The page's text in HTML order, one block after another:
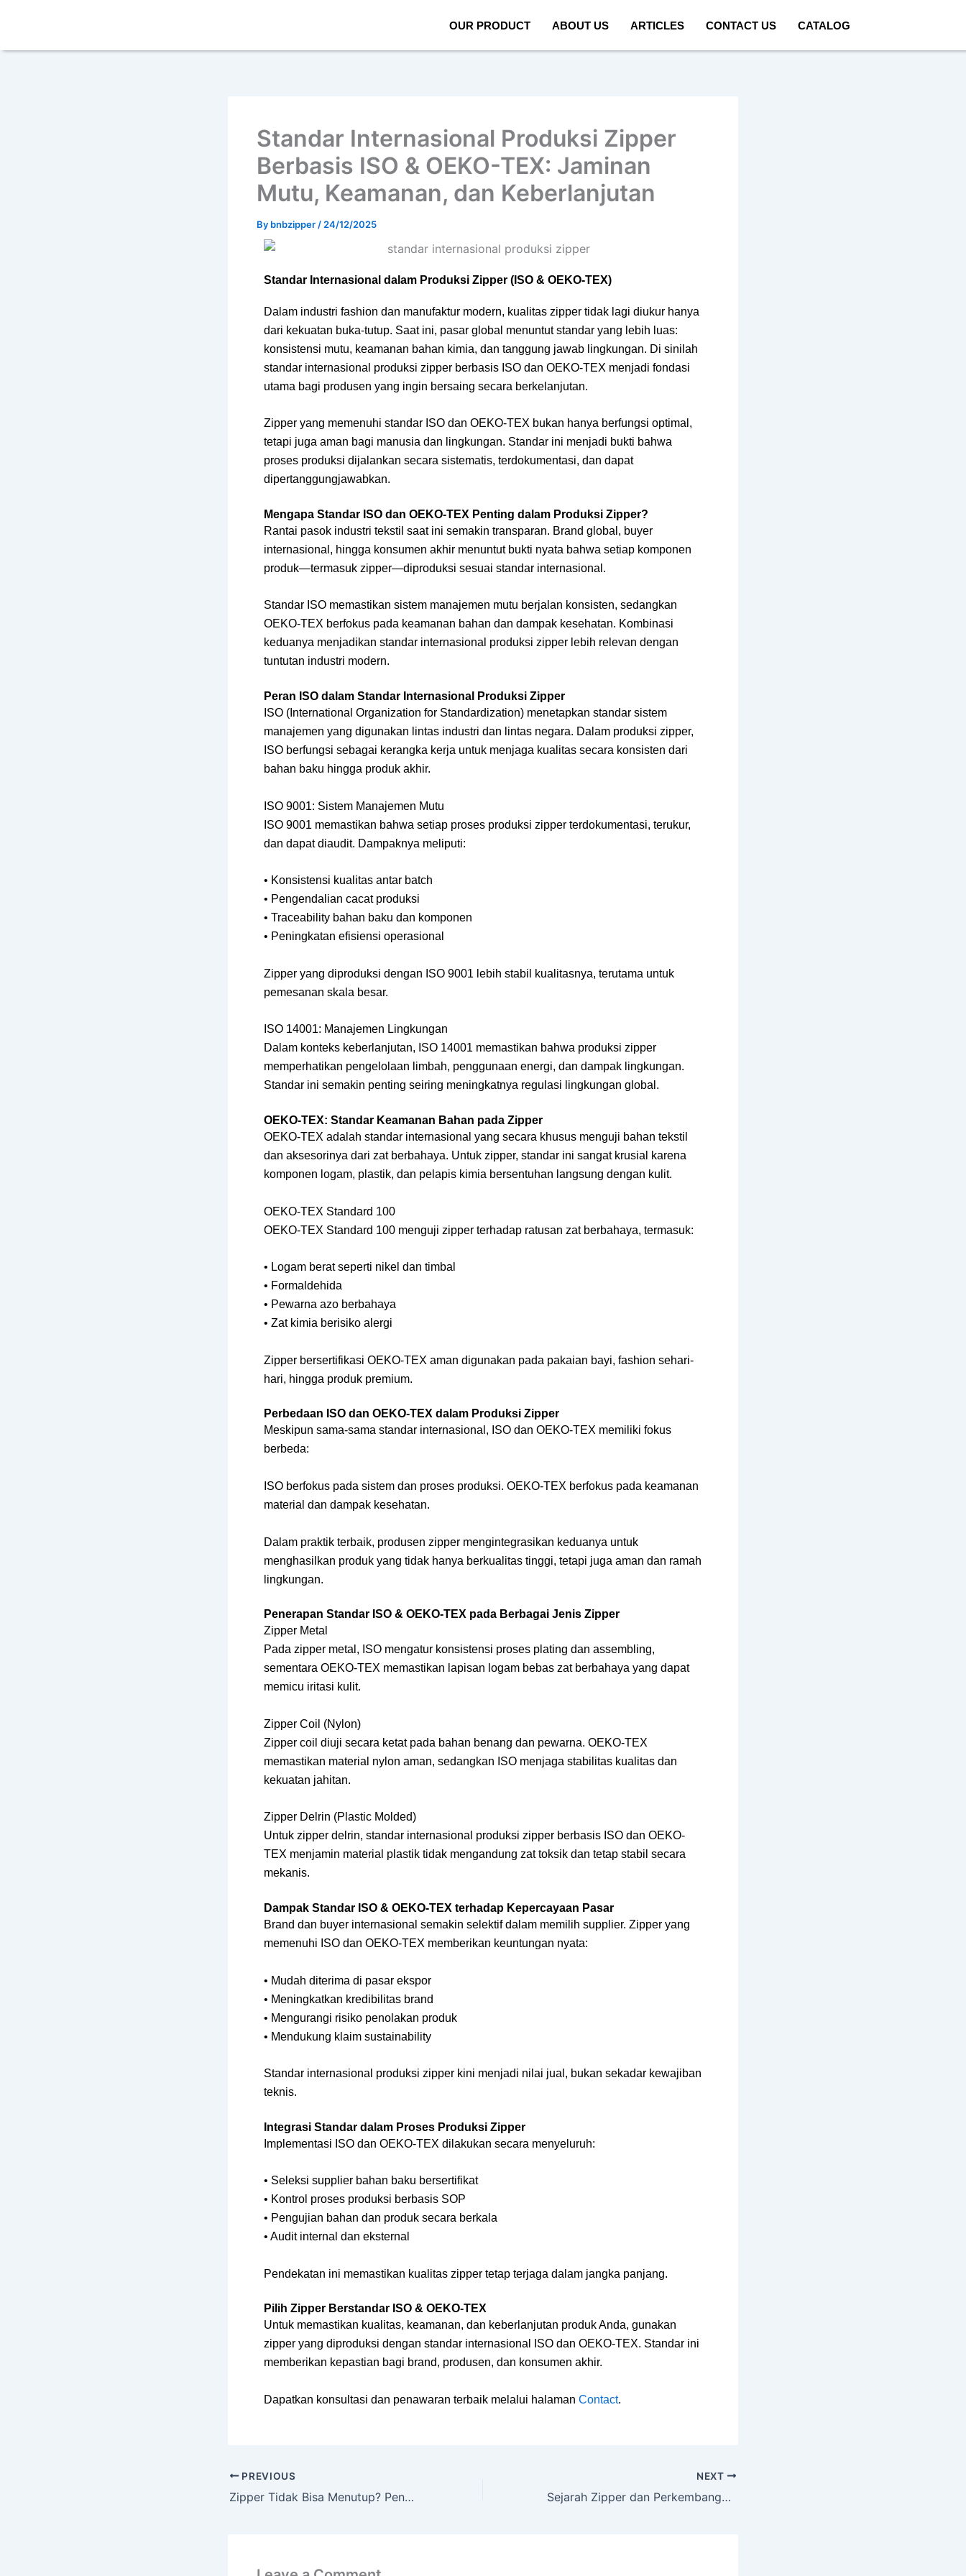
OUR PRODUCT ABOUT US ARTICLES CONTACT US CATALOG
Standar Internasional Produksi Zipper
Berbasis ISO & OEKO-TEX: Jaminan
Mutu, Keamanan, dan Keberlanjutan
By bnbzipper / 24/12/2025
Standar Internasional dalam Produksi Zipper (ISO & OEKO-TEX)
Dalam industri fashion dan manufaktur modern, kualitas zipper tidak lagi diukur hanya
dari kekuatan buka-tutup. Saat ini, pasar global menuntut standar yang lebih luas:
konsistensi mutu, keamanan bahan kimia, dan tanggung jawab lingkungan. Di sinilah
standar internasional produksi zipper berbasis ISO dan OEKO-TEX menjadi fondasi
utama bagi produsen yang ingin bersaing secara berkelanjutan.
Zipper yang memenuhi standar ISO dan OEKO-TEX bukan hanya berfungsi optimal,
tetapi juga aman bagi manusia dan lingkungan. Standar ini menjadi bukti bahwa
proses produksi dijalankan secara sistematis, terdokumentasi, dan dapat
dipertanggungjawabkan.
Mengapa Standar ISO dan OEKO-TEX Penting dalam Produksi Zipper?
Rantai pasok industri tekstil saat ini semakin transparan. Brand global, buyer
internasional, hingga konsumen akhir menuntut bukti nyata bahwa setiap komponen
produk—termasuk zipper—diproduksi sesuai standar internasional.
Standar ISO memastikan sistem manajemen mutu berjalan konsisten, sedangkan
OEKO-TEX berfokus pada keamanan bahan dan dampak kesehatan. Kombinasi
keduanya menjadikan standar internasional produksi zipper lebih relevan dengan
tuntutan industri modern.
Peran ISO dalam Standar Internasional Produksi Zipper
ISO (International Organization for Standardization) menetapkan standar sistem
manajemen yang digunakan lintas industri dan lintas negara. Dalam produksi zipper,
ISO berfungsi sebagai kerangka kerja untuk menjaga kualitas secara konsisten dari
bahan baku hingga produk akhir.
ISO 9001: Sistem Manajemen Mutu
ISO 9001 memastikan bahwa setiap proses produksi zipper terdokumentasi, terukur,
dan dapat diaudit. Dampaknya meliputi:
• Konsistensi kualitas antar batch
• Pengendalian cacat produksi
• Traceability bahan baku dan komponen
• Peningkatan efisiensi operasional
Zipper yang diproduksi dengan ISO 9001 lebih stabil kualitasnya, terutama untuk
pemesanan skala besar.
ISO 14001: Manajemen Lingkungan
Dalam konteks keberlanjutan, ISO 14001 memastikan bahwa produksi zipper
memperhatikan pengelolaan limbah, penggunaan energi, dan dampak lingkungan.
Standar ini semakin penting seiring meningkatnya regulasi lingkungan global.
OEKO-TEX: Standar Keamanan Bahan pada Zipper
OEKO-TEX adalah standar internasional yang secara khusus menguji bahan tekstil
dan aksesorinya dari zat berbahaya. Untuk zipper, standar ini sangat krusial karena
komponen logam, plastik, dan pelapis kimia bersentuhan langsung dengan kulit.
OEKO-TEX Standard 100
OEKO-TEX Standard 100 menguji zipper terhadap ratusan zat berbahaya, termasuk:
• Logam berat seperti nikel dan timbal
• Formaldehida
• Pewarna azo berbahaya
• Zat kimia berisiko alergi
Zipper bersertifikasi OEKO-TEX aman digunakan pada pakaian bayi, fashion sehari-
hari, hingga produk premium.
Perbedaan ISO dan OEKO-TEX dalam Produksi Zipper
Meskipun sama-sama standar internasional, ISO dan OEKO-TEX memiliki fokus
berbeda:
ISO berfokus pada sistem dan proses produksi. OEKO-TEX berfokus pada keamanan
material dan dampak kesehatan.
Dalam praktik terbaik, produsen zipper mengintegrasikan keduanya untuk
menghasilkan produk yang tidak hanya berkualitas tinggi, tetapi juga aman dan ramah
lingkungan.
Penerapan Standar ISO & OEKO-TEX pada Berbagai Jenis Zipper
Zipper Metal
Pada zipper metal, ISO mengatur konsistensi proses plating dan assembling,
sementara OEKO-TEX memastikan lapisan logam bebas zat berbahaya yang dapat
memicu iritasi kulit.
Zipper Coil (Nylon)
Zipper coil diuji secara ketat pada bahan benang dan pewarna. OEKO-TEX
memastikan material nylon aman, sedangkan ISO menjaga stabilitas kualitas dan
kekuatan jahitan.
Zipper Delrin (Plastic Molded)
Untuk zipper delrin, standar internasional produksi zipper berbasis ISO dan OEKO-
TEX menjamin material plastik tidak mengandung zat toksik dan tetap stabil secara
mekanis.
Dampak Standar ISO & OEKO-TEX terhadap Kepercayaan Pasar
Brand dan buyer internasional semakin selektif dalam memilih supplier. Zipper yang
memenuhi ISO dan OEKO-TEX memberikan keuntungan nyata:
• Mudah diterima di pasar ekspor
• Meningkatkan kredibilitas brand
• Mengurangi risiko penolakan produk
• Mendukung klaim sustainability
Standar internasional produksi zipper kini menjadi nilai jual, bukan sekadar kewajiban
teknis.
Integrasi Standar dalam Proses Produksi Zipper
Implementasi ISO dan OEKO-TEX dilakukan secara menyeluruh:
• Seleksi supplier bahan baku bersertifikat
• Kontrol proses produksi berbasis SOP
• Pengujian bahan dan produk secara berkala
• Audit internal dan eksternal
Pendekatan ini memastikan kualitas zipper tetap terjaga dalam jangka panjang.
Pilih Zipper Berstandar ISO & OEKO-TEX
Untuk memastikan kualitas, keamanan, dan keberlanjutan produk Anda, gunakan
zipper yang diproduksi dengan standar internasional ISO dan OEKO-TEX. Standar ini
memberikan kepastian bagi brand, produsen, dan konsumen akhir.
Dapatkan konsultasi dan penawaran terbaik melalui halaman Contact.
PREVIOUS
Zipper Tidak Bisa Menutup? Penyebab dan Solusinya yang Paling Sering Terjadi
NEXT
Sejarah Zipper dan Perkembangannya di Industri Fashion Modern